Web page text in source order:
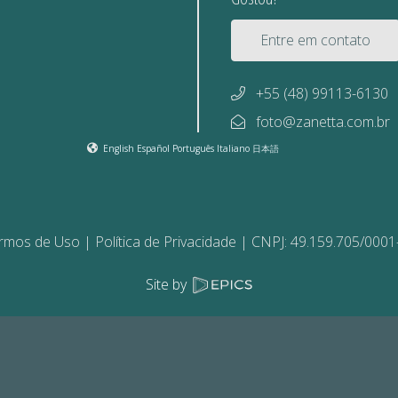
Entre em contato
+55 (48) 99113-6130
foto@zanetta.com.br
English Español Português Italiano 日本語
de Uso Política de Privacidade CNPJ: 49.159.705/
Site by